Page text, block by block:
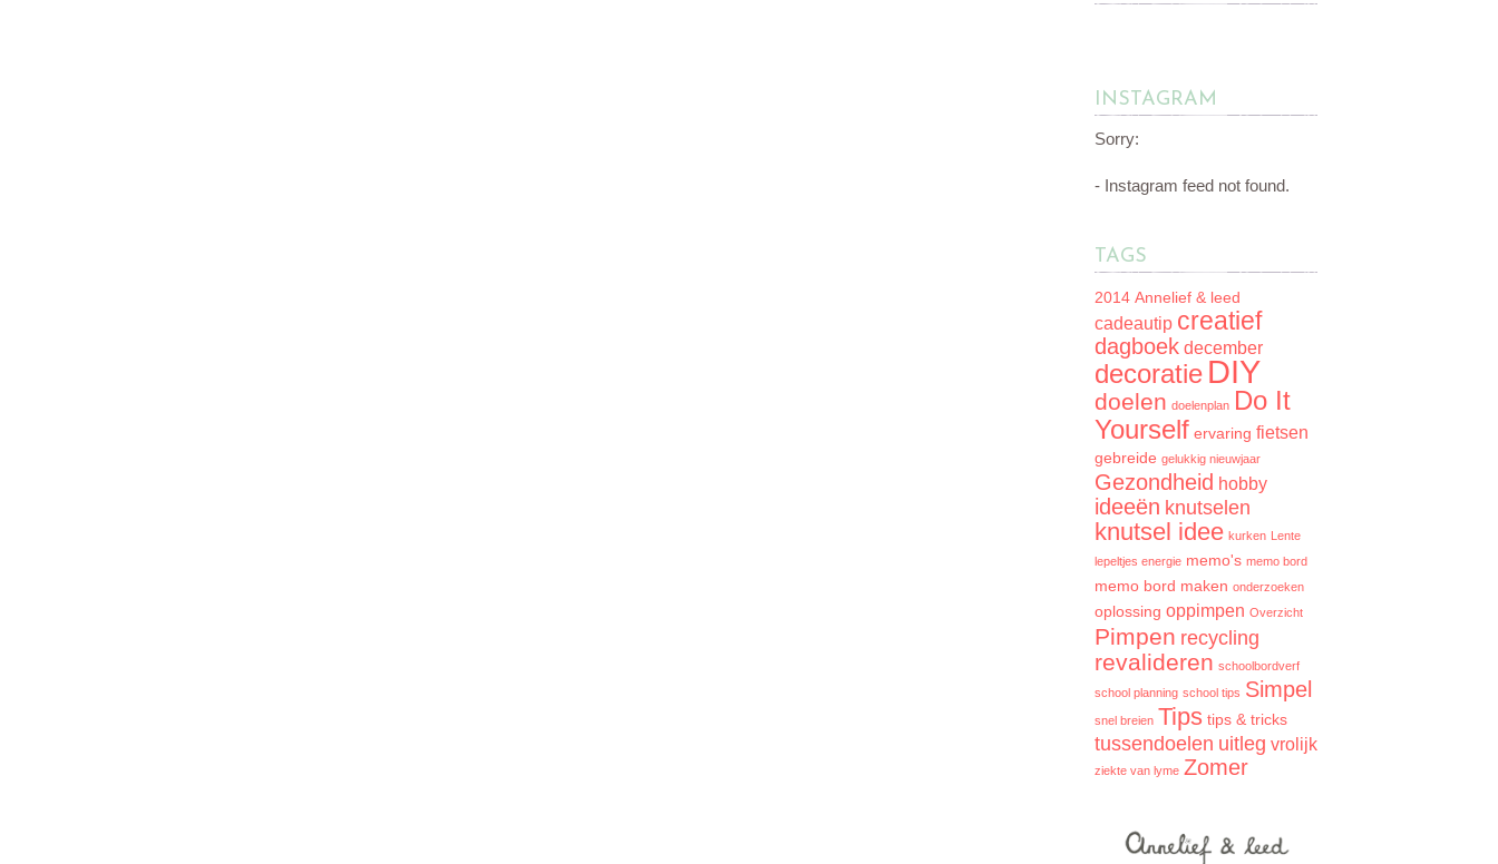
INSTAGRAM
Sorry:
- Instagram feed not found.
TAGS
2014 Annelief & leed
cadeautip creatief
dagboek december
decoratie DIY
doelen doelenplan Do It
Yourself ervaring fietsen
gebreide gelukkig nieuwjaar
Gezondheid hobby
ideeën knutselen
knutsel idee kurken Lente
lepeltjes energie memo's memo bord
memo bord maken onderzoeken
oplossing oppimpen Overzicht
Pimpen recycling
revalideren schoolbordverf
school planning school tips Simpel
snel breien Tips tips & tricks
tussendoelen uitleg vrolijk
ziekte van lyme Zomer